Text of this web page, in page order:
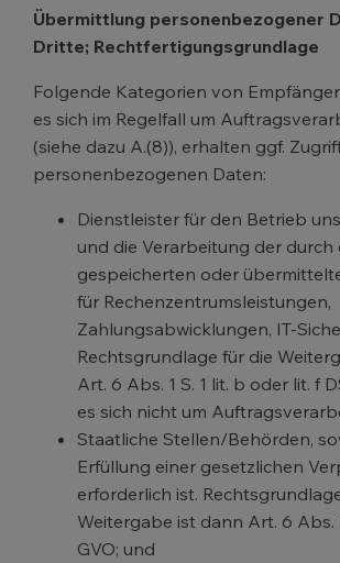
Übermittlung personenbezogener
Dritte; Rechtfertigungsgrundlage
Folgende Kategorien von
es sich im Regelfall um
(siehe dazu A.(8)), erhalten ggf.
personenbezogenen Daten:
Dienstleister für den Betrieb
und die Verarbeitung der durch
gespeicherten oder
für Rechenzentrumsleistungen,
Zahlungsabwicklungen, IT-
Rechtsgrundlage für die
Art. 6 Abs. 1 S. 1 lit. b oder lit. f
es sich nicht um
Staatliche Stellen/Behörden,
Erfüllung einer gesetzlichen
erforderlich ist.
Weitergabe ist dann Art. 6 Abs.
GVO; und